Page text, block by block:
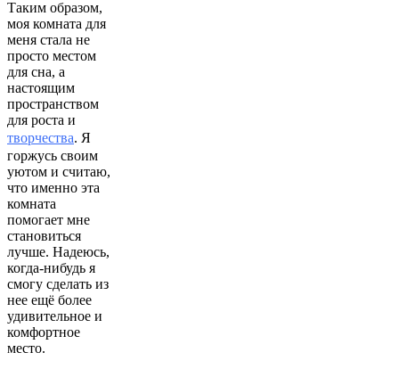
Таким образом,
моя комната для
меня стала не
просто местом
для сна, а
настоящим
пространством
для роста и
творчества. Я
горжусь своим
уютом и считаю,
что именно эта
комната
помогает мне
становиться
лучше. Надеюсь,
когда-нибудь я
смогу сделать из
нее ещё более
удивительное и
комфортное
место.